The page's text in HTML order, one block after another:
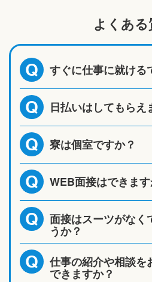
よくある
Q すぐに仕事に就ける
Q 日払いはしてもらえ
Q 寮は個室ですか？
Q WEB面接はできます
Q 面接はスーツがなく
うか？
Q 仕事の紹介や相談を
できますか？